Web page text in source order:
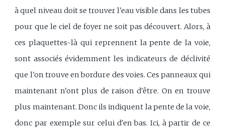
à quel niveau doit se trouver l'eau visible dans les tubes
pour que le ciel de foyer ne soit pas découvert. Alors, à
ces plaquettes-là qui reprennent la pente de la voie,
sont associés évidemment les indicateurs de déclivité
que l'on trouve en bordure des voies. Ces panneaux qui
maintenant n'ont plus de raison d'être. On en trouve
plus maintenant. Donc ils indiquent la pente de la voie,
donc par exemple sur celui d'en bas. Ici, à partir de ce